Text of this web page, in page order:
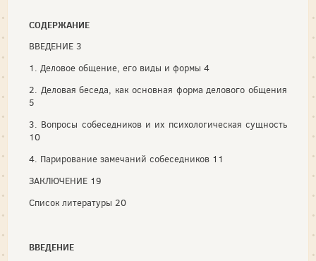
СОДЕРЖАНИЕ
ВВЕДЕНИЕ 3
1. Деловое общение, его виды и формы 4
2. Деловая беседа, как основная форма делового общения
5
3. Вопросы собеседников и их психологическая сущность
10
4. Парирование замечаний собеседников 11
ЗАКЛЮЧЕНИЕ 19
Список литературы 20
ВВЕДЕНИЕ